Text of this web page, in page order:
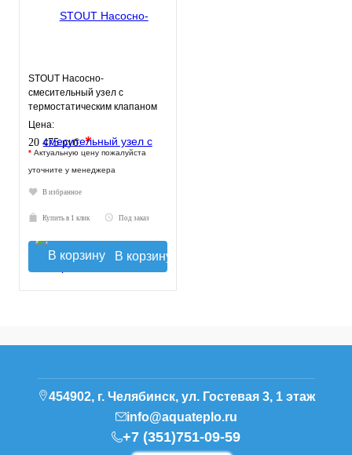
STOUT Насосно-
смесительный узел с
термостатическим клапаном
30-60°C, без насоса
Цена:
20 475 руб.*
* Актуальную цену пожалуйста
уточните у менеджера
В избранное
Купить в 1 клик Под заказ
В корзину
454902, г. Челябинск, ул. Гостевая 3, 1 этаж
info@aquateplo.ru
+7 (351)751-09-59